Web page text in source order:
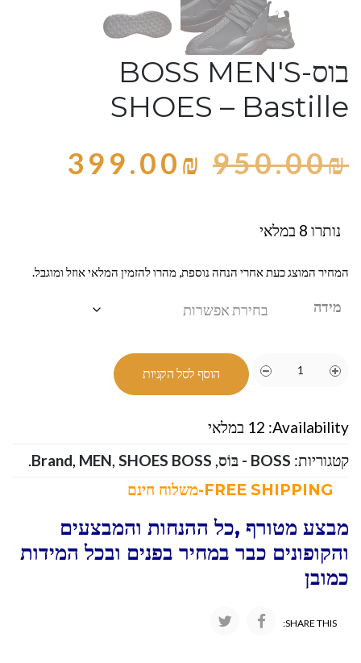
בוס-BOSS MEN'S
SHOES – Bastille
950.00₪
399.00₪
נותרו 8 במלאי
המחיר המוצג כעת אחרי הנחה נוספת, מהרו להזמין המלאי אוזל ומוגבל.
מידה
הוסף לסל הקניות
Availability: 12 במלאי
קטגוריות: BOSS - בּוֹס ,
Brand, MEN, SHOES BOSS
.
מבצע מטורף ,כל ההנחות והמבצעים
והקופונים כבר במחיר בפנים ובכל המידות
כמובן
SHARE THIS: